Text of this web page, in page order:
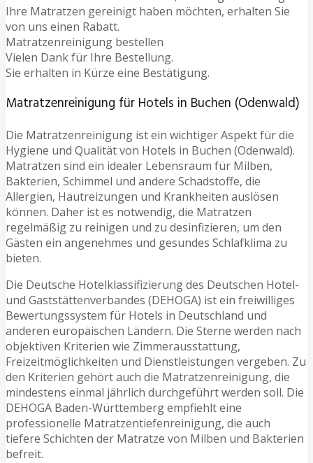
Ihre Matratzen gereinigt haben möchten, erhalten Sie
von uns einen Rabatt.
Matratzenreinigung bestellen
Vielen Dank für Ihre Bestellung.
Sie erhalten in Kürze eine Bestätigung.
Matratzenreinigung für Hotels in Buchen (Odenwald)
Die Matratzenreinigung ist ein wichtiger Aspekt für die
Hygiene und Qualität von Hotels in Buchen (Odenwald).
Matratzen sind ein idealer Lebensraum für Milben,
Bakterien, Schimmel und andere Schadstoffe, die
Allergien, Hautreizungen und Krankheiten auslösen
können. Daher ist es notwendig, die Matratzen
regelmäßig zu reinigen und zu desinfizieren, um den
Gästen ein angenehmes und gesundes Schlafklima zu
bieten.
Die Deutsche Hotelklassifizierung des Deutschen Hotel-
und Gaststättenverbandes (DEHOGA) ist ein freiwilliges
Bewertungssystem für Hotels in Deutschland und
anderen europäischen Ländern. Die Sterne werden nach
objektiven Kriterien wie Zimmerausstattung,
Freizeitmöglichkeiten und Dienstleistungen vergeben. Zu
den Kriterien gehört auch die Matratzenreinigung, die
mindestens einmal jährlich durchgeführt werden soll. Die
DEHOGA Baden-Württemberg empfiehlt eine
professionelle Matratzentiefenreinigung, die auch
tiefere Schichten der Matratze von Milben und Bakterien
befreit.